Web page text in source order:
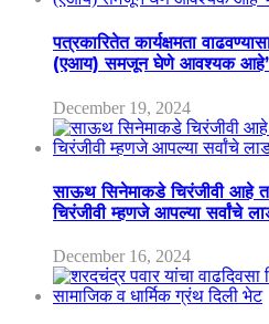
पत्रकारितेत कार्यक्षमता
(एआय) समजून घेणे आवश्यक आहे”-
December 19, 2024
साऊथ सिनेमाकडे चिरंजीवी आहे तर
चिरंजीवी म्हणजे आपल्या सर्वांचे
December 16, 2024